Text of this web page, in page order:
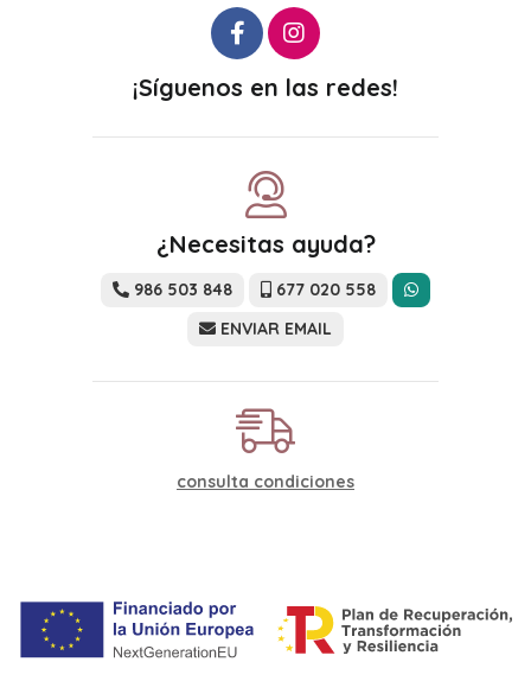
¡Síguenos en las redes!
¿Necesitas ayuda?
986 503 848
677 020 558
ENVIAR EMAIL
consulta condiciones